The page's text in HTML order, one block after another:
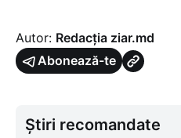
Autor: Redacția ziar.md
Abonează-te
Știri recomandate